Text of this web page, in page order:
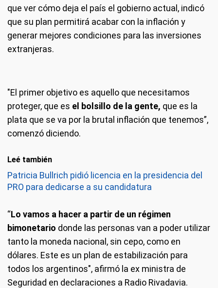
que ver cómo deja el país el gobierno actual, indicó
que su plan permitirá acabar con la inflación y
generar mejores condiciones para las inversiones
extranjeras.
"El primer objetivo es aquello que necesitamos
proteger, que es el bolsillo de la gente, que es la
plata que se va por la brutal inflación que tenemos”,
comenzó diciendo.
Leé también
Patricia Bullrich pidió licencia en la presidencia del
PRO para dedicarse a su candidatura
“Lo vamos a hacer a partir de un régimen
bimonetario donde las personas van a poder utilizar
tanto la moneda nacional, sin cepo, como en
dólares. Este es un plan de estabilización para
todos los argentinos", afirmó la ex ministra de
Seguridad en declaraciones a Radio Rivadavia.